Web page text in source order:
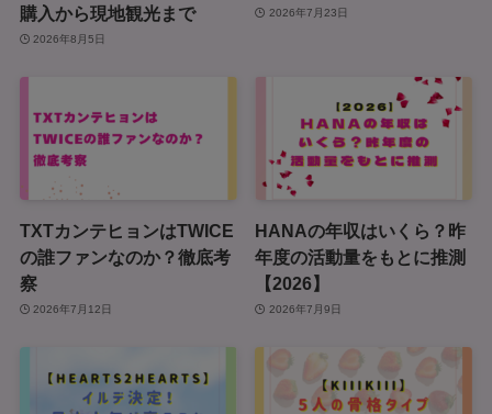
購入から現地観光まで
2026年8月5日
2026年7月23日
TXTカンテヒョンはTWICE
の誰ファンなのか？徹底考
察
2026年7月12日
HANAの年収はいくら？昨
年度の活動量をもとに推測
【2026】
2026年7月9日